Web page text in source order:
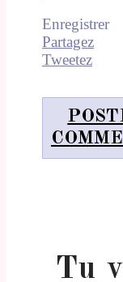
Enregistrer
Partagez
Tweetez
Tu